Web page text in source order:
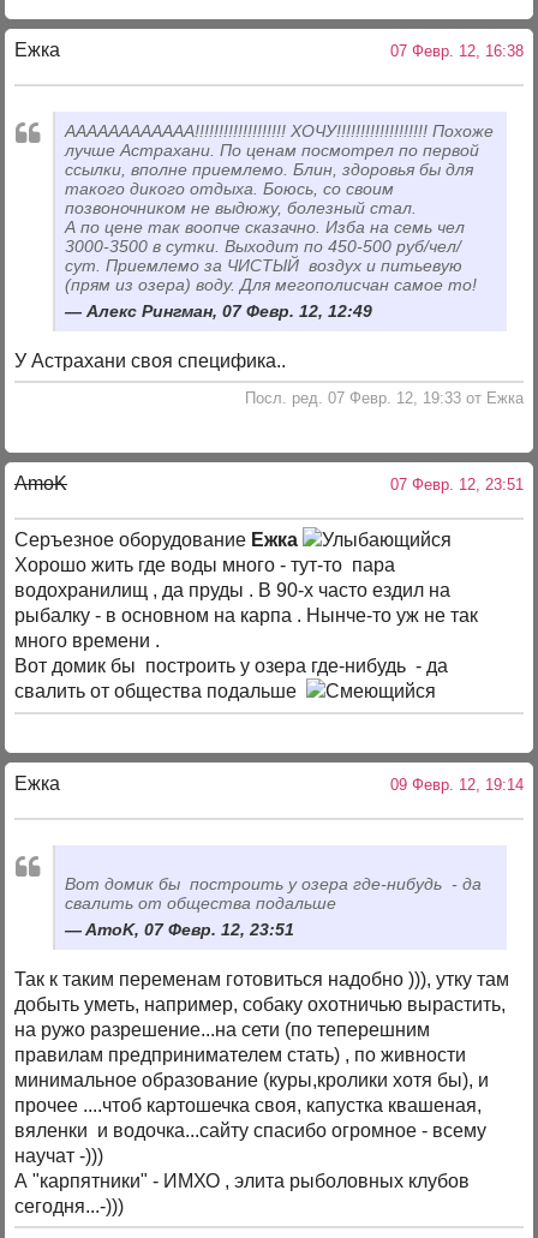
Ежка 07 Февр. 12, 16:38
АААААААААААА!!!!!!!!!!!!!!!!!!! ХОЧУ!!!!!!!!!!!!!!!!!!! Похоже
лучше Астрахани. По ценам посмотрел по первой
ссылки, вполне приемлемо. Блин, здоровья бы для
такого дикого отдыха. Боюсь, со своим
позвоночником не выдюжу, болезный стал.
А по цене так воопче сказачно. Изба на семь чел
3000-3500 в сутки. Выходит по 450-500 руб/чел/
сут. Приемлемо за ЧИСТЫЙ воздух и питьевую
(прям из озера) воду. Для мегополисчан самое то!
Алекс Рингман, 07 Февр. 12, 12:49
У Астрахани своя специфика..
Посл. ред. 07 Февр. 12, 19:33 от Ежка
AmoK 07 Февр. 12, 23:51
Серъезное оборудование Ежка
Хорошо жить где воды много - тут-то пара
водохранилищ , да пруды . В 90-х часто ездил на
рыбалку - в основном на карпа . Нынче-то уж не так
много времени .
Вот домик бы построить у озера где-нибудь - да
свалить от общества подальше
Ежка 09 Февр. 12, 19:14
Вот домик бы построить у озера где-нибудь - да
свалить от общества подальше
AmoK, 07 Февр. 12, 23:51
Так к таким переменам готовиться надобно ))), утку там
добыть уметь, например, собаку охотничью вырастить,
на ружо разрешение...на сети (по теперешним
правилам предпринимателем стать) , по живности
минимальное образование (куры,кролики хотя бы), и
прочее ....чтоб картошечка своя, капустка квашеная,
вяленки и водочка...сайту спасибо огромное - всему
научат -)))
А "карпятники" - ИМХО , элита рыболовных клубов
сегодня...-)))